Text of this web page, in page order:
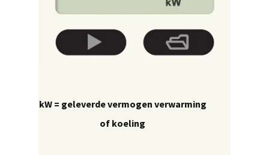
kW = geleverde vermogen verwarming
of koeling